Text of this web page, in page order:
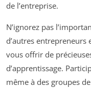
de l’entreprise.
N’ignorez pas
d’autres
vous offrir de
d’apprentissage.
même à des groupes